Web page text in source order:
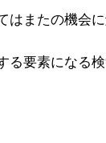
はまたの機会に
る要素になる